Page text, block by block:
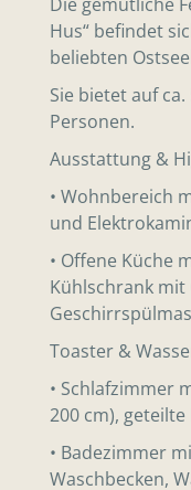
Hus“ befindet
beliebten
Sie bietet auf
Personen.
Ausstattung &
• Wohnbereich
und
• Offene Küche
Kühlschrank mit
Toaster &
• Schlafzimmer
200 cm),
• Badezimmer
Waschbecken,